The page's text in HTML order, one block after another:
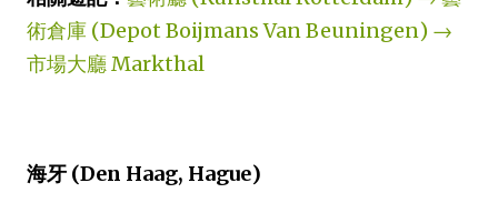
術倉庫 (Depot Boijmans Van Beuningen) →
市場大廳 Markthal
海牙 (Den Haag, Hague)